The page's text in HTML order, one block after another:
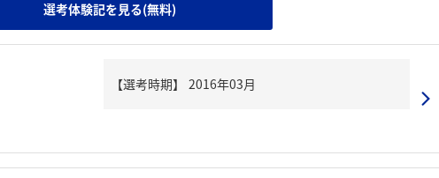
選考体験記を見る(無料)